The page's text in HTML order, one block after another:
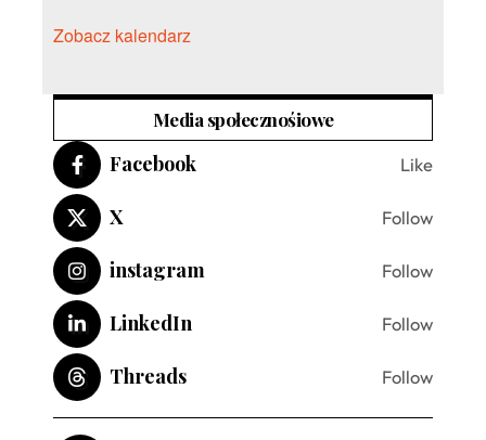
Zobacz kalendarz
Media społecznośiowe
Facebook Like
X Follow
instagram Follow
LinkedIn Follow
Threads Follow